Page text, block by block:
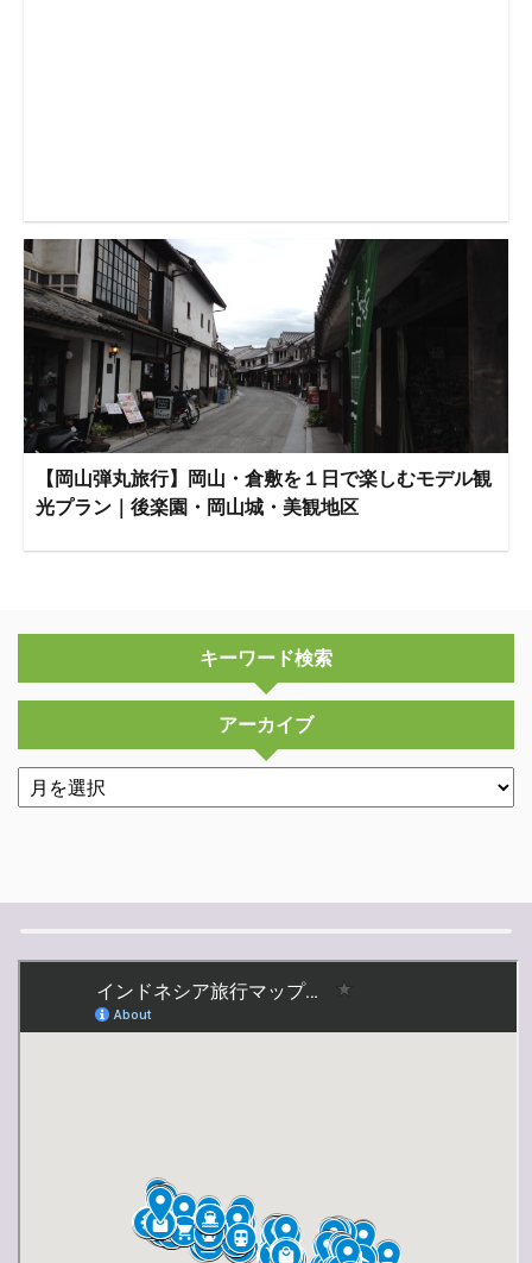
【岡山弾丸旅行】岡山・倉敷を１日で楽しむモデル観
光プラン｜後楽園・岡山城・美観地区
キーワード検索
アーカイブ